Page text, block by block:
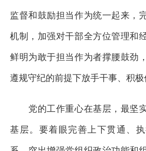
监督和鼓励担当作为统一起来，
机制，加强对干部全方位管理和
鲜明为敢于担当作为者撑腰鼓劲
遵规守纪的前提下放手干事、积极
党的工作重心在基层，最坚
基层。要着眼完善上下贯通、